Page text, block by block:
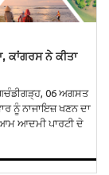
ਕਾਂਗਰਸ ਨੇ ਕੀਤਾ
06 ਅਗਸਤ
ਨੂੰ ਨਾਜਾਇਜ਼ ਖਣਨ ਦਾ
ਆਦਮੀ ਪਾਰਟੀ ਦੇ